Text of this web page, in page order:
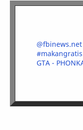
@fbinews.net
#makangratis
GTA -